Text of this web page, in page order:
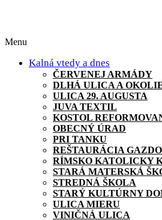
Menu
Kalná vtedy a dnes
ČERVENEJ ARMÁDY
DLHÁ ULICA A
ULICA 29. AUGUSTA
JUVA TEXTIL
KOSTOL
OBECNÝ ÚRAD
PRI TANKU
REŠTAURÁCIA
RÍMSKO KATOLICKY
STARÁ MATERSKÁ
STREDNÁ ŠKOLA
STARÝ KULTÚRNY
ULICA MIERU
VINIČNÁ ULICA